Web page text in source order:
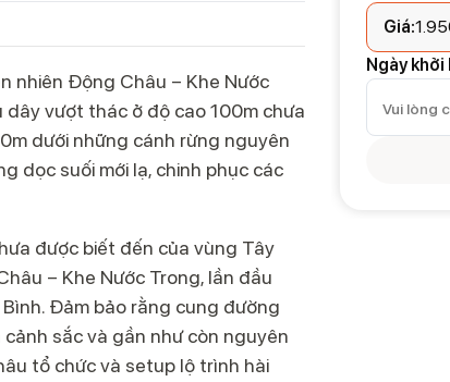
nhiên Động Châu – Khe Nước
vượt thác ở độ cao 100m chưa
dưới những cánh rừng nguyên
dọc suối mới lạ, chinh phục các
được biết đến của vùng Tây
– Khe Nước Trong, lần đầu
Đảm bảo rằng cung đường
sắc và gần như còn nguyên
tổ chức và setup lộ trình hài
Giá:
Ngày khởi